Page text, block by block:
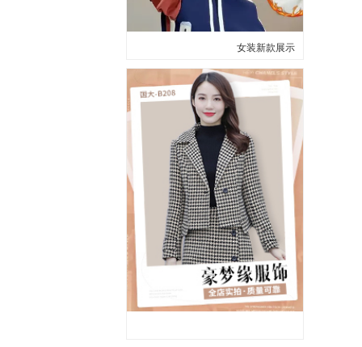
女装新款展示